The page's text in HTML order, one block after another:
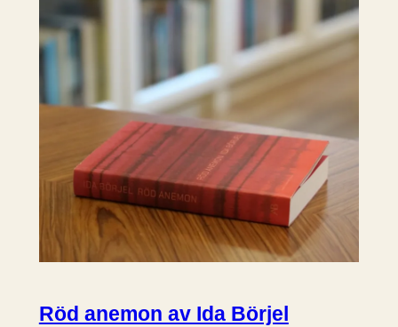
Röd anemon av Ida Börjel